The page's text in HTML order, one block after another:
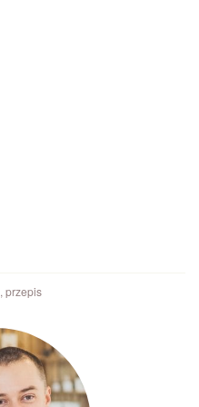
, przepis